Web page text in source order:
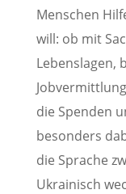
Menschen
will: ob mit
Lebenslagen,
die Spenden
besonders
die Sprache
Ukrainisch